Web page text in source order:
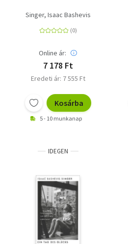
Singer, Isaac Bashevis
Online ár:
7 178 Ft
Eredeti ár: 7 555 Ft
Kosárba
5 - 10 munkanap
IDEGEN